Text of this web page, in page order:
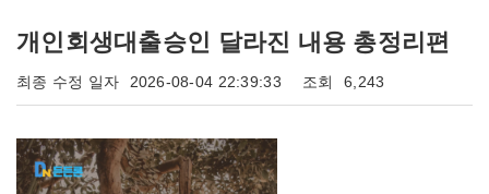
개인회생대출승인 달라진 내용 총정리편
최종 수정 일자 2026-08-04 22:39:33 조회 6,243